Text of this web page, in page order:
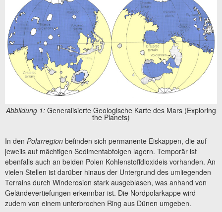
Abbildung 1: Generalisierte Geologische Karte des Mars (Exploring
the Planets)
In den Polarregion befinden sich permanente Eiskappen, die auf
jeweils auf mächtigen Sedimentabfolgen lagern. Temporär ist
ebenfalls auch an beiden Polen Kohlenstoffdioxideis vorhanden. An
vielen Stellen ist darüber hinaus der Untergrund des umliegenden
Terrains durch Winderosion stark ausgeblasen, was anhand von
Geländevertiefungen erkennbar ist. Die Nordpolarkappe wird
zudem von einem unterbrochen Ring aus Dünen umgeben.